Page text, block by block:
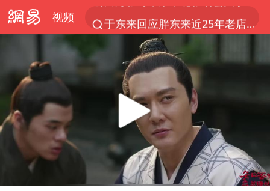
视频
于东来回应胖东来近25年老店年底关闭
《披荆斩棘2026》阵容官宣
全球最大级别运输船通过长江大桥
白海豚北上或致京津冀暴雨
构建更高水平的全民健身公共服务体系
上门女婿出轨女邻居多年被判重婚罪
Play
00:00 02:04